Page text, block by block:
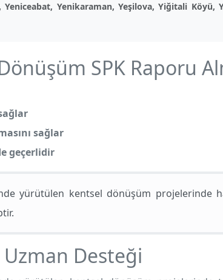
Yeniceabat, Yenikaraman, Yeşilova, Yiğitali Köyü,
SPK Raporu
sağlar
geçerlidir
yürütülen kentsel dönüşüm projelerinde
Desteği